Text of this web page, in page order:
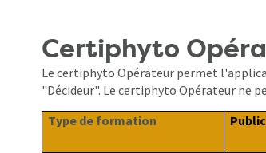
Certiphyto
Le certiphyto Opérateur permet
"Décideur". Le certiphyto Opérateur ne
Type de formation
Public